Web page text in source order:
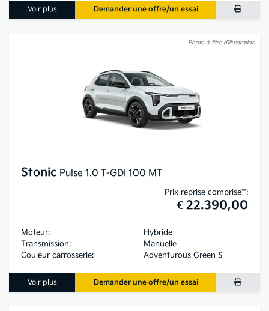
Voir plus Demander une offre/un essai
Photo à titre d’illustration
Stonic Pulse 1.0 T-GDI 100 MT
Prix reprise comprise**:
€ 22.390,00
Moteur:
Hybride
Transmission:
Manuelle
Couleur carrosserie:
Adventurous Green S
Voir plus Demander une offre/un essai